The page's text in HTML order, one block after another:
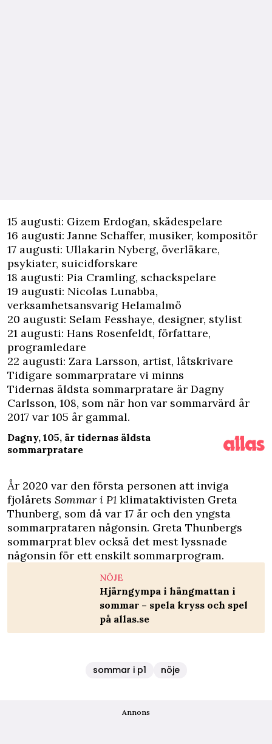
15 augusti: Gizem Erdogan, skådespelare
16 augusti: Janne Schaffer, musiker, kompositör
17 augusti: Ullakarin Nyberg, överläkare,
psykiater, suicidforskare
18 augusti: Pia Cramling, schackspelare
19 augusti: Nicolas Lunabba,
verksamhetsansvarig Helamalmö
20 augusti: Selam Fesshaye, designer, stylist
21 augusti: Hans Rosenfeldt, författare,
programledare
22 augusti: Zara Larsson, artist, låtskrivare
Tidigare sommarpratare vi minns
Tidernas äldsta sommarpratare är Dagny
Carlsson, 108, som när hon var sommarvärd år
2017 var 105 år gammal.
Dagny, 105, är tidernas äldsta
sommarpratare
År 2020 var den första personen att inviga
fjolårets Sommar i P1 klimataktivisten Greta
Thunberg, som då var 17 år och den yngsta
sommarprataren någonsin. Greta Thunbergs
sommarprat blev också det mest lyssnade
någonsin för ett enskilt sommarprogram.
NÖJE
Hjärngympa i hängmattan i
sommar – spela kryss och spel
på allas.se
sommar i p1 nöje
Annons